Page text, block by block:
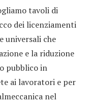
tavoli di
dei licenziamenti
universali che
e la riduzione
pubblico in
ai lavoratori e per
nel